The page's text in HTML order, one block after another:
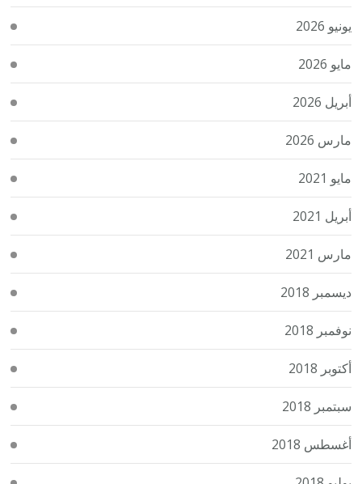
يونيو 2026
مايو 2026
أبريل 2026
مارس 2026
مايو 2021
أبريل 2021
مارس 2021
ديسمبر 2018
نوفمبر 2018
أكتوبر 2018
سبتمبر 2018
أغسطس 2018